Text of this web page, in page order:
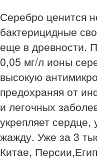
Серебро ценится
бактерицидные
еще в древности.
0,05 мг/л ионы
высокую
предохраняя от
и легочных
укрепляет сердце,
жажду. Уже за 3
Китае,